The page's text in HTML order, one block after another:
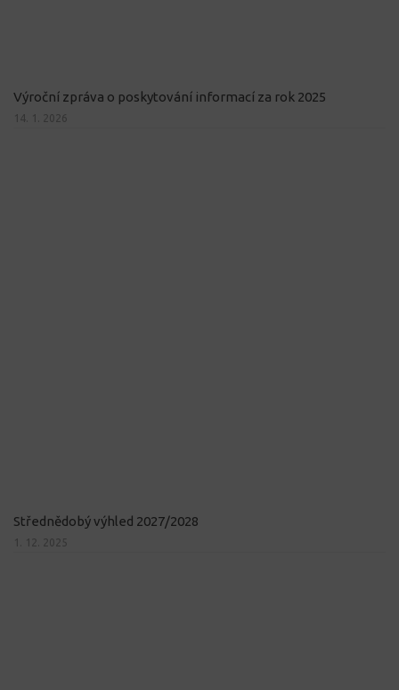
Výroční zpráva o poskytování informací za rok 2025
14. 1. 2026
Střednědobý výhled 2027/2028
1. 12. 2025